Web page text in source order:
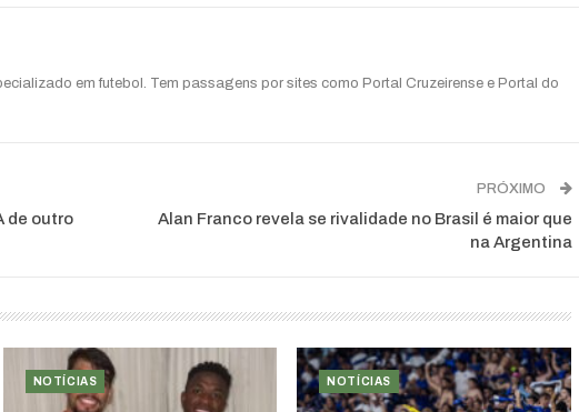
em futebol. Tem passagens por sites como Portal Cruzeirense e Portal do
de outro
PRÓXIMO
Alan Franco revela se rivalidade no Brasil é maior que
na Argentina
NOTÍCIAS NOTÍCIAS